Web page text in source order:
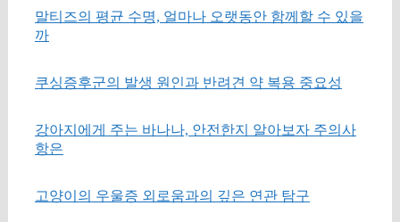
말티즈의 평균 수명, 얼마나 오랫동안 함께할 수 있을
까
쿠싱증후군의 발생 원인과 반려견 약 복용 중요성
강아지에게 주는 바나나, 안전한지 알아보자 주의사
항은
고양이의 우울증 외로움과의 깊은 연관 탐구